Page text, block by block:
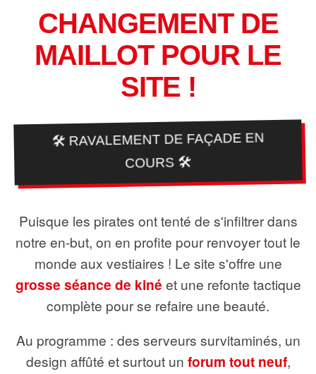
CHANGEMENT DE
MAILLOT POUR LE
SITE !
🛠️ RAVALEMENT DE FAÇADE EN
COURS 🛠️
Puisque les pirates ont tenté de s'infiltrer dans
notre en-but, on en profite pour renvoyer tout le
monde aux vestiaires ! Le site s'offre une
grosse séance de kiné et une refonte tactique
complète pour se refaire une beauté.
Au programme : des serveurs survitaminés, un
design affûté et surtout un forum tout neuf,